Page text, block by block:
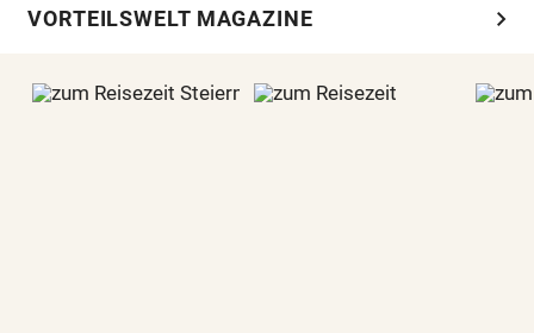
VORTEILSWELT MAGAZINE chevron_right